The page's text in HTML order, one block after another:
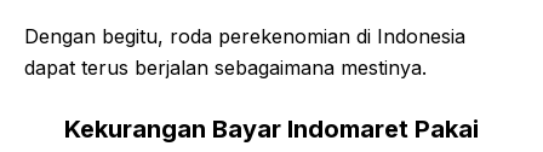
Dengan begitu, roda perekenomian di Indonesia
dapat terus berjalan sebagaimana mestinya.
Kekurangan Bayar Indomaret Pakai